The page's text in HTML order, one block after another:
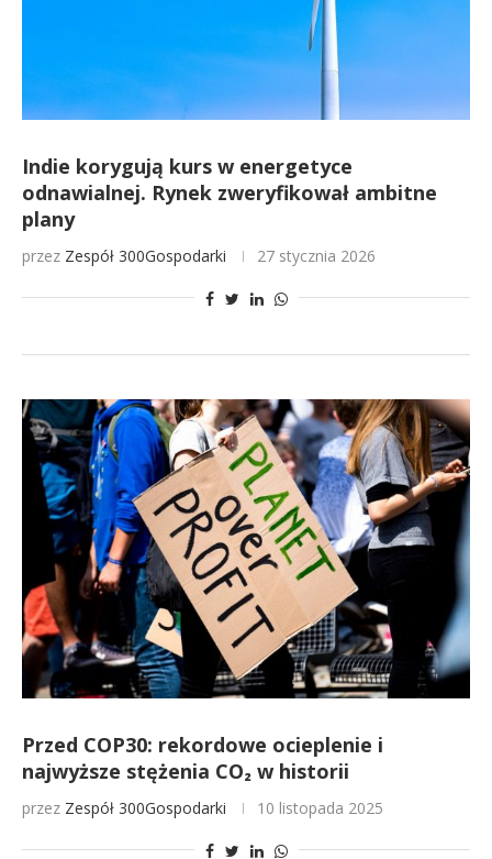
Indie korygują kurs w energetyce
odnawialnej. Rynek zweryfikował ambitne
plany
przez Zespół 300Gospodarki 27 stycznia 2026
Przed COP30: rekordowe ocieplenie i
najwyższe stężenia CO₂ w historii
przez Zespół 300Gospodarki 10 listopada 2025